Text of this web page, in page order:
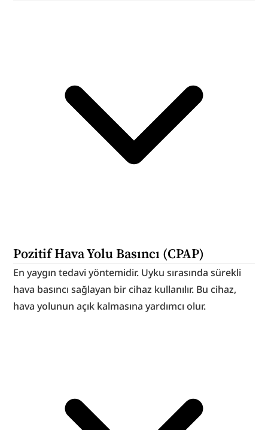
Pozitif Hava Yolu Basıncı (CPAP)
En yaygın tedavi yöntemidir. Uyku sırasında sürekli
hava basıncı sağlayan bir cihaz kullanılır. Bu cihaz,
hava yolunun açık kalmasına yardımcı olur.